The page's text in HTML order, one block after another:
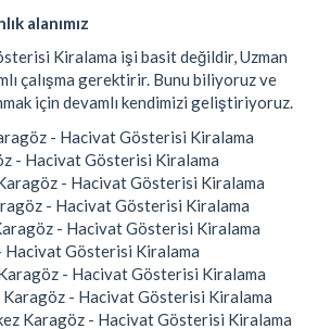
alanımız
Kiralama işi basit değildir, Uzman
çalışma gerektirir. Bunu biliyoruz ve
için devamlı kendimizi geliştiriyoruz.
- Hacivat Gösterisi Kiralama
- Hacivat Gösterisi Kiralama
- Hacivat Gösterisi Kiralama
- Hacivat Gösterisi Kiralama
- Hacivat Gösterisi Kiralama
Hacivat Gösterisi Kiralama
- Hacivat Gösterisi Kiralama
- Hacivat Gösterisi Kiralama
Karagöz - Hacivat Gösterisi Kiralama